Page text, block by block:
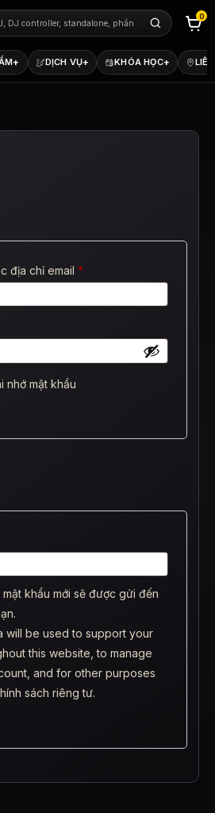
+ DỊCH VỤ+ KHÓA HỌC+
0
địa chỉ email *
nhớ mật khẩu
khẩu mới sẽ được gửi đến
will be used to support your
this website, to manage
and for other purposes
sách riêng tư.